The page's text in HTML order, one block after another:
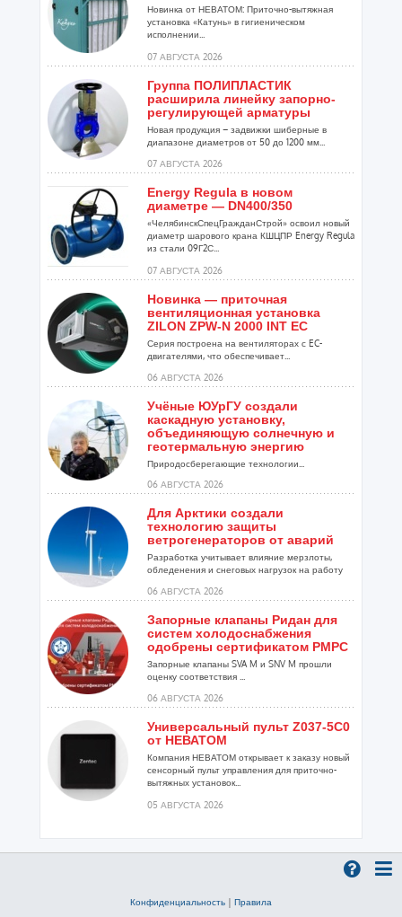
Новинка от НЕВАТОМ: Приточно-вытяжная
установка «Катунь» в гигиеническом
исполнении...
07 АВГУСТА 2026
Группа ПОЛИПЛАСТИК
расширила линейку запорно-
регулирующей арматуры
Новая продукция – задвижки шиберные в
диапазоне диаметров от 50 до 1200 мм...
07 АВГУСТА 2026
Energy Regula в новом
диаметре — DN400/350
«ЧелябинскСпецГражданСтрой» освоил новый
диаметр шарового крана КШЦПР Energy Regula
из стали 09Г2С...
07 АВГУСТА 2026
Новинка — приточная
вентиляционная установка
ZILON ZPW-N 2000 INT EC
Серия построена на вентиляторах с EC-
двигателями, что обеспечивает...
06 АВГУСТА 2026
Учёные ЮУрГУ создали
каскадную установку,
объединяющую солнечную и
геотермальную энергию
Природосберегающие технологии...
06 АВГУСТА 2026
Для Арктики создали
технологию защиты
ветрогенераторов от аварий
Разработка учитывает влияние мерзлоты,
обледенения и снеговых нагрузок на работу
06 АВГУСТА 2026
Запорные клапаны Ридан для
систем холодоснабжения
одобрены сертификатом РМРС
Запорные клапаны SVA M и SNV M прошли
оценку соответствия ...
06 АВГУСТА 2026
Универсальный пульт Z037-5C0
от НЕВАТОМ
Компания НЕВАТОМ открывает к заказу новый
сенсорный пульт управления для приточно-
вытяжных установок...
05 АВГУСТА 2026
расширения ...
Конфиденциальность | Правила